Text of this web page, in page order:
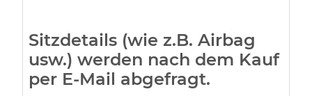
Sitzdetails (wie z.B. Airbag
usw.) werden nach dem Kauf
per E-Mail abgefragt.